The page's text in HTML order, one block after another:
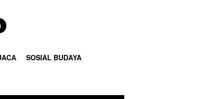
SOSIAL BUDAYA